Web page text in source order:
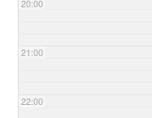
20:00
21:00
22:00